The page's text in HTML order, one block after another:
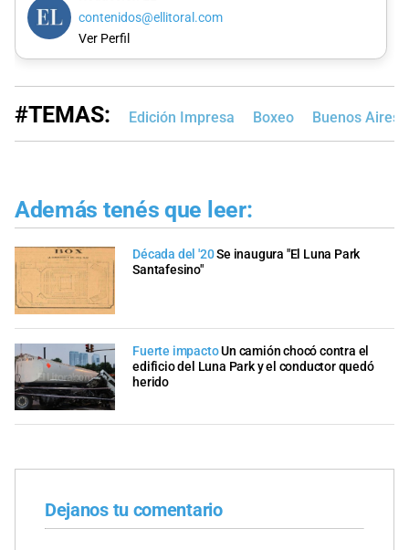
contenidos@ellitoral.com
Ver Perfil
#TEMAS: Edición Impresa Boxeo Buenos Aires
Además tenés que leer:
Década del '20Se inaugura "El Luna Park
Santafesino"
Fuerte impactoUn camión chocó contra el
edificio del Luna Park y el conductor quedó
herido
Dejanos tu comentario